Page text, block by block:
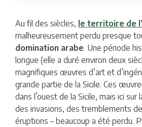
Au fil des siècles, le territoire de
malheureusement perdu presque
domination arabe. Une période
longue (elle a duré environ deux
magnifiques œuvres d’art et
grande partie de la Sicile. Ces
dans l’ouest de la Sicile, mais ici sur
des invasions, des tremblements
éruptions – beaucoup a été perdu.